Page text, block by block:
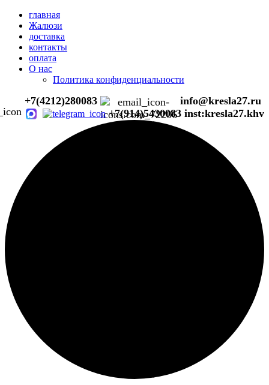
главная
Жалюзи
доставка
контакты
оплата
О нас
Политика конфиденциальности
+7(4212)280083
info@kresla27.ru
+7(914)5430083 inst:kresla27.khv